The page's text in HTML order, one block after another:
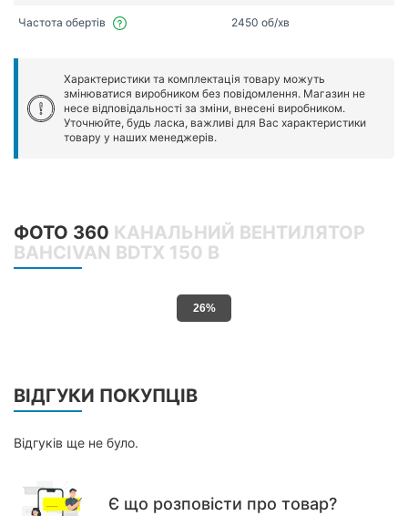
Частота обертів 2450 об/хв
Характеристики та комплектація товару можуть
змінюватися виробником без повідомлення. Магазин не
несе відповідальності за зміни, внесені виробником.
Уточнюйте, будь ласка, важливі для Вас характеристики
товару у наших менеджерів.
ФОТО 360 КАНАЛЬНИЙ ВЕНТИЛЯТОР
BAHCIVAN BDTX 150 B
30%
ВІДГУКИ ПОКУПЦІВ
Відгуків ще не було.
Є що розповісти про товар?